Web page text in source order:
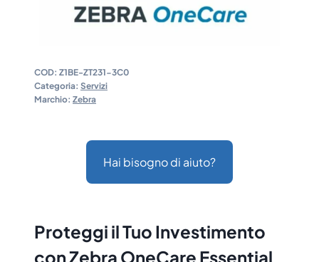
COD: Z1BE-ZT231-3C0
Categoria: Servizi
Marchio: Zebra
Hai bisogno di aiuto?
Proteggi il Tuo Investimento
con Zebra OneCare Essential